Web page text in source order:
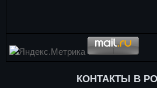
КОНТАКТЫ В